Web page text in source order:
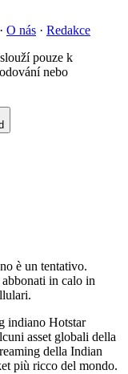
· O nás · Redakce
pouze k
nebo
è un tentativo.
in calo in
indiano Hotstar
asset globali della
della Indian
più ricco del mondo.